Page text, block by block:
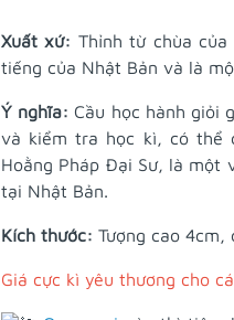
Xuất xứ: Thỉnh từ chùa
tiếng của Nhật Bản và là
Ý nghĩa: Cầu học hành giỏi
và kiểm tra học kì, có thể
Hoằng Pháp Đại Sư, là một
tại Nhật Bản.
Kích thước: Tượng cao 4cm,
Giá cực kì yêu thương cho